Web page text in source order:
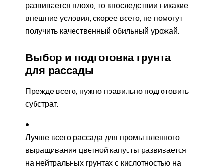
развивается плохо, то впоследствии никакие
внешние условия, скорее всего, не помогут
получить качественный обильный урожай.
Выбор и подготовка грунта
для рассады
Прежде всего, нужно правильно подготовить
субстрат:
Лучше всего рассада для промышленного
выращивания цветной капусты развивается
на нейтральных грунтах с кислотностью на